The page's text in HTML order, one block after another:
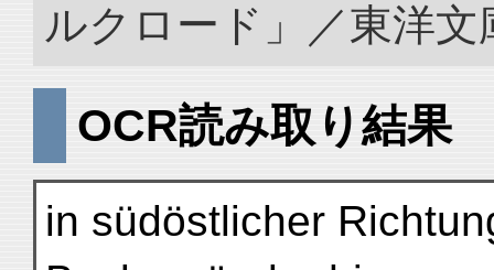
ルクロード」／東洋
OCR読み取り結果
in südöstlicher